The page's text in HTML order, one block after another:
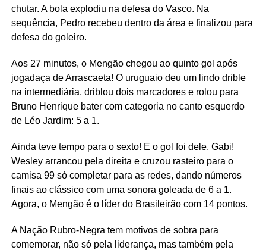
chutar. A bola explodiu na defesa do Vasco. Na
sequência, Pedro recebeu dentro da área e finalizou para
defesa do goleiro.
Aos 27 minutos, o Mengão chegou ao quinto gol após
jogadaça de Arrascaeta! O uruguaio deu um lindo drible
na intermediária, driblou dois marcadores e rolou para
Bruno Henrique bater com categoria no canto esquerdo
de Léo Jardim: 5 a 1.
Ainda teve tempo para o sexto! E o gol foi dele, Gabi!
Wesley arrancou pela direita e cruzou rasteiro para o
camisa 99 só completar para as redes, dando números
finais ao clássico com uma sonora goleada de 6 a 1.
Agora, o Mengão é o líder do Brasileirão com 14 pontos.
A Nação Rubro-Negra tem motivos de sobra para
comemorar, não só pela liderança, mas também pela